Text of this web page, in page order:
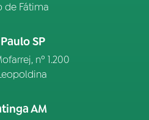
de Fátima
SP
nº 1.200
AM